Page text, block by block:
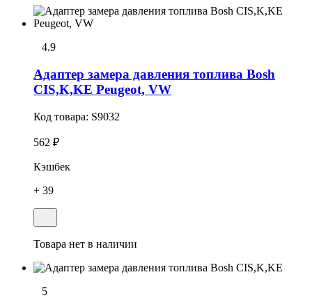
4.9
Адаптер замера давления топлива Bosh
CIS,K,KE Peugeot, VW
Код товара: S9032
562 ₽
Кэшбек
+ 39
Товара нет в наличии
5